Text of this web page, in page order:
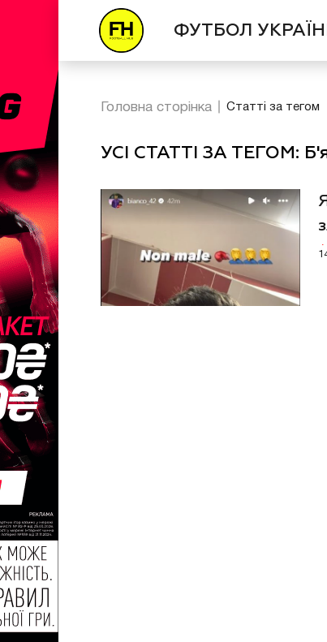
ФУТБОЛ
Головна сторінка Статті за тегом
УСІ СТАТТІ ЗА ТЕГОМ: